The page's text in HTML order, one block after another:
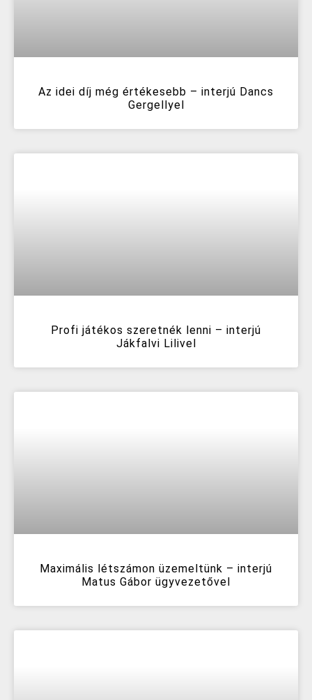
Az idei díj még értékesebb – interjú Dancs
Gergellyel
Profi játékos szeretnék lenni – interjú
Jákfalvi Lilivel
Maximális létszámon üzemeltünk – interjú
Matus Gábor ügyvezetővel